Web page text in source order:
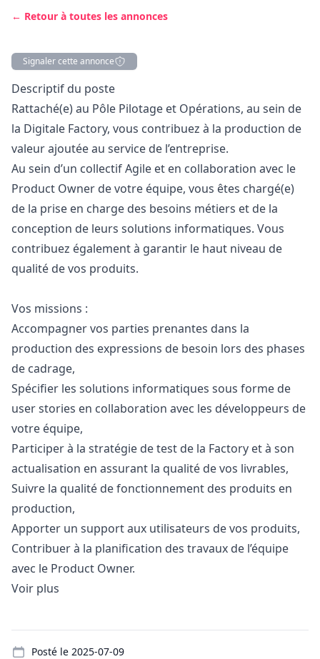
← Retour à toutes les annonces
Signaler cette annonce
Description
Descriptif du poste
Rattaché(e) au Pôle Pilotage et Opérations, au sein de
la Digitale Factory, vous contribuez à la production de
valeur ajoutée au service de l’entreprise.
Au sein d’un collectif Agile et en collaboration avec le
Product Owner de votre équipe, vous êtes chargé(e)
de la prise en charge des besoins métiers et de la
conception de leurs solutions informatiques. Vous
contribuez également à garantir le haut niveau de
qualité de vos produits.
Vos missions :
Accompagner vos parties prenantes dans la
production des expressions de besoin lors des phases
de cadrage,
Spécifier les solutions informatiques sous forme de
user stories en collaboration avec les développeurs de
votre équipe,
Participer à la stratégie de test de la Factory et à son
actualisation en assurant la qualité de vos livrables,
Suivre la qualité de fonctionnement des produits en
production,
Apporter un support aux utilisateurs de vos produits,
Contribuer à la planification des travaux de l’équipe
avec le Product Owner.
Voir plus
Posté le 2025-07-09